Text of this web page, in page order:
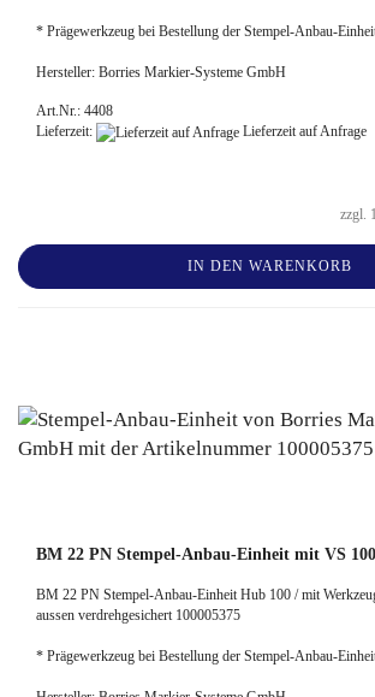
* Prägewerkzeug bei Bestellung der Stempel-Anbau-
Hersteller: Borries Markier-Systeme GmbH
Art.Nr.: 4408
Lieferzeit:
Lieferzeit auf Anfrage
zzgl.
IN DEN WARENKORB
BM 22 PN Stempel-Anbau-Einheit mit VS
BM 22 PN Stempel-Anbau-Einheit Hub 100 / mit
aussen verdrehgesichert 100005375
* Prägewerkzeug bei Bestellung der Stempel-Anbau-